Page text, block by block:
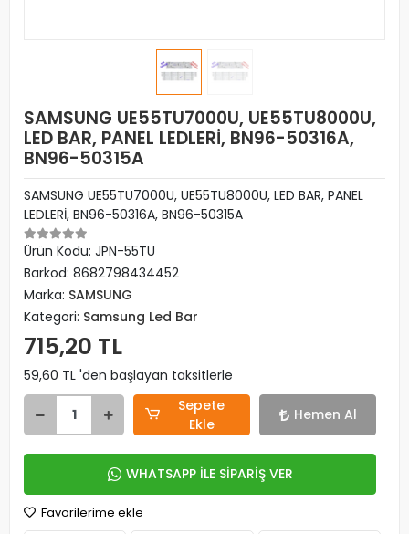
SAMSUNG UE55TU7000U, UE55TU8000U,
LED BAR, PANEL LEDLERİ, BN96-50316A,
BN96-50315A
SAMSUNG UE55TU7000U, UE55TU8000U, LED BAR, PANEL
LEDLERİ, BN96-50316A, BN96-50315A
Ürün Kodu: JPN-55TU
Barkod: 8682798434452
Marka: SAMSUNG
Kategori: Samsung Led Bar
715,20 TL
59,60 TL 'den başlayan taksitlerle
Sepete
Ekle
Hemen Al
WHATSAPP İLE SİPARİŞ VER
Favorilerime ekle